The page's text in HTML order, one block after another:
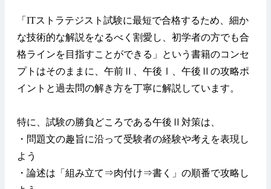
「ITストラテジスト試験に最短で合格するため、細か
な技術的な解説をなるべく割愛し、初学者の方でも合
格ラインを目指すことができる」という書籍のコンセ
プトはそのままに、午前Ⅱ、午後Ⅰ、午後Ⅱの攻略ポ
イントと過去問の解き方を丁寧に解説しています。
特に、試験の勝負どころである午後Ⅱ対策は、
・問題文の趣旨に沿って受験者の経験や考えを表現し
よう
・論述は「組み立て⇒肉付け⇒書く」の順番で攻略し